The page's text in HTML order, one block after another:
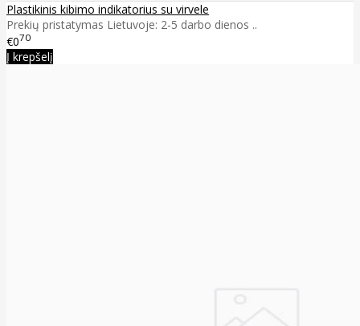
Plastikinis kibimo indikatorius su virvele
Prekių pristatymas Lietuvoje: 2-5 darbo dienos ..
€070
Į krepšelį